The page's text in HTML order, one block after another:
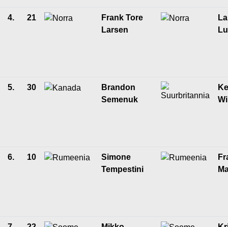
4. 21
Frank Tore
Larsen
5. 30
Brandon
Semenuk
6. 10
Simone
Tempestini